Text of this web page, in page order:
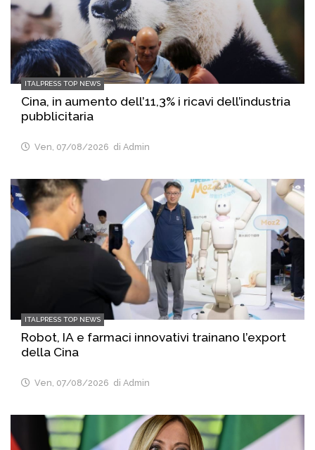
ITALPRESS TOP NEWS
Cina, in aumento dell’11,3% i ricavi dell’industria
pubblicitaria
Ven, 07/08/2026 di Admin
ITALPRESS TOP NEWS
Robot, IA e farmaci innovativi trainano l’export
della Cina
Ven, 07/08/2026 di Admin